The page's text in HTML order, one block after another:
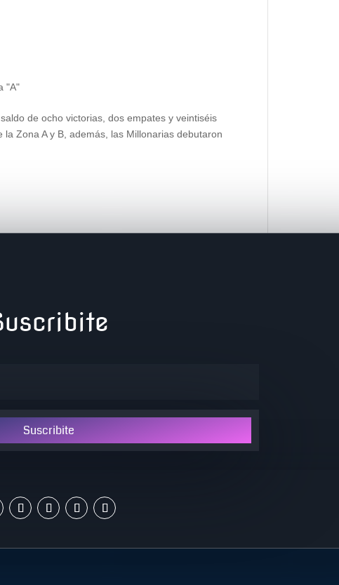
"A"
de ocho victorias, dos empates y veintiséis
Zona A y B, además, las Millonarias debutaron
Suscribite